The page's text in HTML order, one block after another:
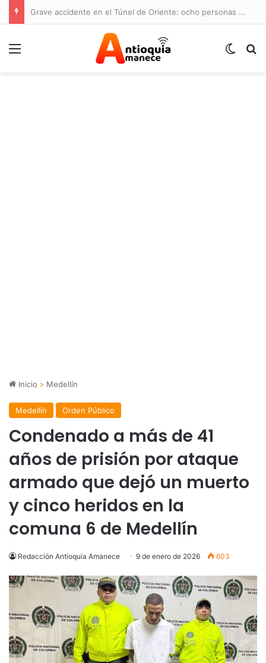
Grave accidente en el Túnel de Oriente: ocho personas lesionadas y cierre de la vía
Menú
Inicio > Medellín
Medellín Orden Público
Condenado a más de 41
años de prisión por ataque
armado que dejó un muerto
y cinco heridos en la
comuna 6 de Medellín
Redacción Antioquia Amanece 9 de enero de 2026 603